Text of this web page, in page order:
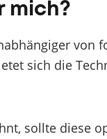
mich?
von
sich die
sollte diese